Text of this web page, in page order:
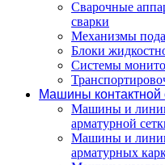
Сварочные
сварки
Механизмы
Блоки
Системы
Машины контактной
Машины и линии
арматурной
Машины и линии
арматурных